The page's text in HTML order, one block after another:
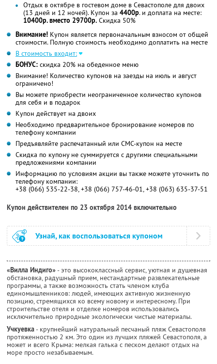
Отдых в октябре в гостевом доме в Севастополе для двоих
(13 дней и 12 ночей). Купон за 4400р. и доплата на месте:
10400р. вместо 29700р. Скидка 50%
Внимание! Купон является первоначальным взносом от общей
стоимости. Полную стоимость необходимо доплатить на месте
В стоимость входит:
БОНУС: скидка 20% на обеденное меню
Внимание! Количество купонов на заезды на июль и август
ограничено!
Вы можете приобрести неограниченное количество купонов
для себя и в подарок
Купон действует на двоих
Необходимо предварительное бронирование номеров по
телефону компании
Предъявляйте распечатанный или СМС-купон на месте
Скидка по купону не суммируется с другими специальными
предложениями компании
Информацию по условиям акции вы также можете уточнить по
телефону компании:
+38 (066) 535-22-38, +38 (066) 757-46-01, +38 (063) 635-37-51
Купон действителен по 23 октября 2014 включительно
Узнай, как воспользоваться купоном
«Вилла Индиго»- это высококлассный сервис, уютная и душевная
обстановка, радушный прием, нестандартные развлекательные
программы, а также возможность стать членом клуба
единомышленников: людей, имеющих активную жизненную
позицию, стремящихся ко всему новому и интересному. При
строительстве отеля и отделке номеров использовались
исключительно природные экологически чистые материалы.
Учкуевка- крупнейший натуральный песчаный пляж Севастополя
протяженностью 2 км. Это один из лучших пляжей Севастополя, а
может и всего Крыма: мелкая галька с песком делают отдых на
море просто незабываемым.